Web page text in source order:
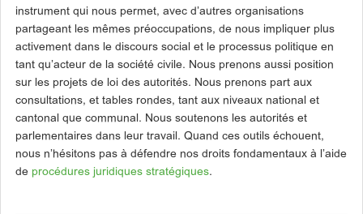
instrument qui nous permet, avec d’autres organisations
partageant les mêmes préoccupations, de nous impliquer plus
activement dans le discours social et le processus politique en
tant qu’acteur de la société civile. Nous prenons aussi position
sur les projets de loi des autorités. Nous prenons part aux
consultations, et tables rondes, tant aux niveaux national et
cantonal que communal. Nous soutenons les autorités et
parlementaires dans leur travail. Quand ces outils échouent,
nous n’hésitons pas à défendre nos droits fondamentaux à l’aide
de procédures juridiques stratégiques.